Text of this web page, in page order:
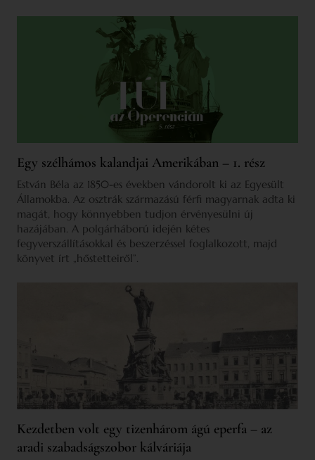
Egy szélhámos kalandjai Amerikában – 1. rész
Estván Béla az 1850-es években vándorolt ki az Egyesült
Államokba. Az osztrák származású férfi magyarnak adta ki
magát, hogy könnyebben tudjon érvényesülni új
hazájában. A polgárháború idején kétes
fegyverszállításokkal és beszerzéssel foglalkozott, majd
könyvet írt „hőstetteiről”.
Kezdetben volt egy tizenhárom ágú eperfa – az
aradi szabadságszobor kálváriája